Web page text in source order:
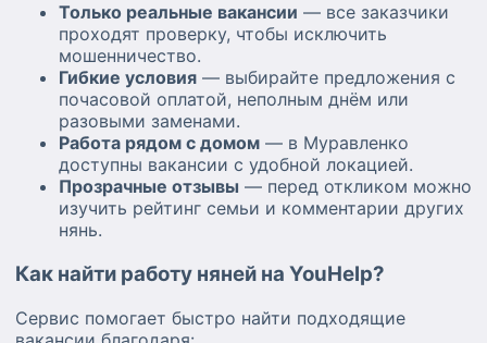
Только реальные вакансии — все заказчики
проходят проверку, чтобы исключить
мошенничество.
Гибкие условия — выбирайте предложения с
почасовой оплатой, неполным днём или
разовыми заменами.
Работа рядом с домом — в Муравленко
доступны вакансии с удобной локацией.
Прозрачные отзывы — перед откликом можно
изучить рейтинг семьи и комментарии других
нянь.
Как найти работу няней на YouHelp?
Сервис помогает быстро найти подходящие